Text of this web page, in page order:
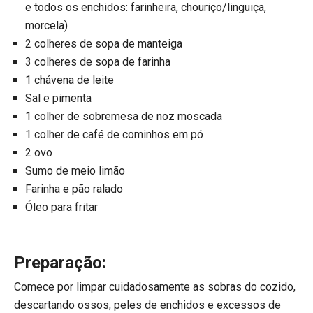
e todos os enchidos: farinheira, chouriço/linguiça,
morcela)
2 colheres de sopa de manteiga
3 colheres de sopa de farinha
1 chávena de leite
Sal e pimenta
1 colher de sobremesa de noz moscada
1 colher de café de cominhos em pó
2 ovo
Sumo de meio limão
Farinha e pão ralado
Óleo para fritar
Preparação:
Comece por limpar cuidadosamente as sobras do cozido,
descartando ossos, peles de enchidos e excessos de